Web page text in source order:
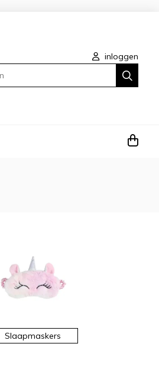
inloggen
Slaapmaskers